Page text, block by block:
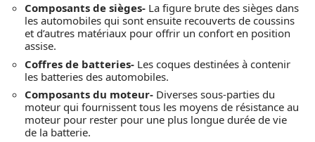
Composants de sièges- La figure brute des sièges dans
les automobiles qui sont ensuite recouverts de coussins
et d’autres matériaux pour offrir un confort en position
assise.
Coffres de batteries- Les coques destinées à contenir
les batteries des automobiles.
Composants du moteur- Diverses sous-parties du
moteur qui fournissent tous les moyens de résistance au
moteur pour rester pour une plus longue durée de vie
de la batterie.